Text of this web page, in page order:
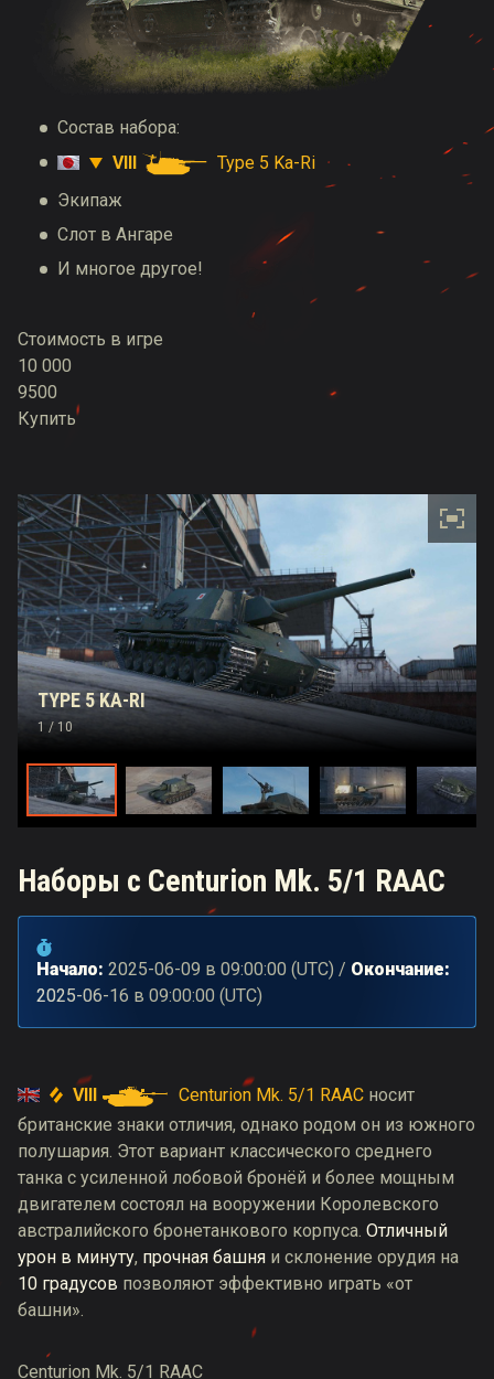
Состав набора:
VIII
Type 5 Ka-Ri
Экипаж
Слот в Ангаре
И многое другое!
Стоимость в игре
10 000
9500
Купить
TYPE 5 KA-RI
1 / 10
Наборы с Centurion Mk. 5/1 RAAC
Начало: 2025-06-09 в 09:00:00 (UTC) / Окончание:
2025-06-16 в 09:00:00 (UTC)
VIII Centurion Mk. 5/1 RAAC носит
британские знаки отличия, однако родом он из южного
полушария. Этот вариант классического среднего
танка с усиленной лобовой бронёй и более мощным
двигателем состоял на вооружении Королевского
австралийского бронетанкового корпуса. Отличный
урон в минуту, прочная башня и склонение орудия на
10 градусов позволяют эффективно играть «от
башни».
Centurion Mk. 5/1 RAAC